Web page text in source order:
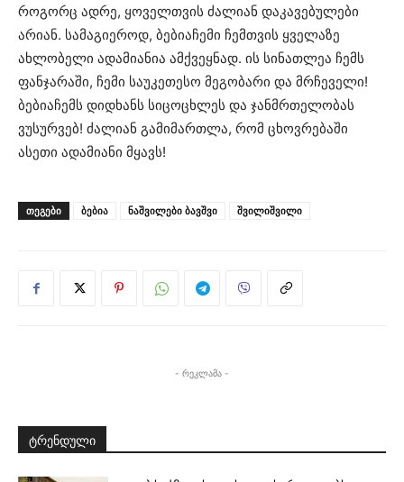
როგორც ადრე, ყოველთვის ძალიან დაკავებულები
არიან. სამაგიეროდ, ბებიაჩემი ჩემთვის ყველაზე
ახლობელი ადამიანია ამქვეყნად. ის სინათლეა ჩემს
ფანჯარაში, ჩემი საუკეთესო მეგობარი და მრჩეველი!
ბებიაჩემს დიდხანს სიცოცხლეს და ჯანმრთელობას
ვუსურვებ! ძალიან გამიმართლა, რომ ცხოვრებაში
ასეთი ადამიანი მყავს!
ᲗᲔᲒᲔᲑᲘ ბებია ნაშვილები ბავშვი შვილიშვილი
- რეკლამა -
ტრენდული